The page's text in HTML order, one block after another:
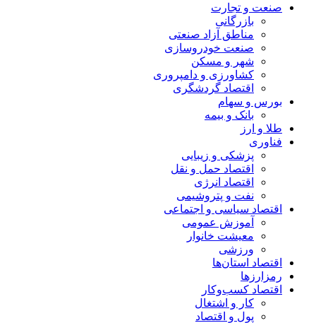
صنعت و تجارت
بازرگانی
مناطق آزاد صنعتی
صنعت خودروسازی
شهر و مسکن
کشاورزی و دامپروری
اقتصاد گردشگری
بورس و سهام
بانک و بیمه
طلا و ارز
فناوری
پزشکی و زیبایی
اقتصاد حمل و نقل
اقتصاد انرژی
نفت و پتروشیمی
اقتصاد سیاسی و اجتماعی
آموزش عمومی
معیشت خانوار
ورزشی
اقتصاد استان‌ها
رمزارزها
اقتصاد کسب‌و‌کار
کار و اشتغال
پول و اقتصاد